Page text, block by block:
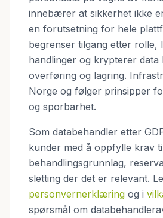
innebærer at sikkerhet ikke
en forutsetning for hele
begrenser tilgang etter rolle,
handlinger og krypterer data
overføring og lagring.
Norge og følger prinsipper
og sporbarhet.
Som databehandler etter
kunder med å oppfylle krav
behandlingsgrunnlag,
sletting der det er relevant.
personvernerklæring og i
spørsmål om